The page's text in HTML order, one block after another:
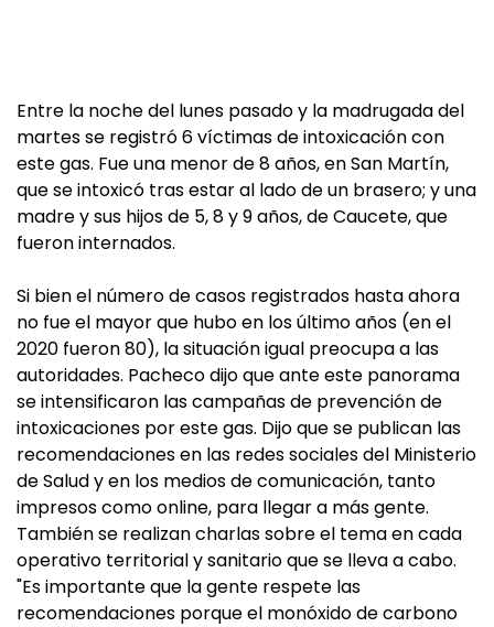
Entre la noche del lunes pasado y la madrugada del
martes se registró 6 víctimas de intoxicación con
este gas. Fue una menor de 8 años, en San Martín,
que se intoxicó tras estar al lado de un brasero; y una
madre y sus hijos de 5, 8 y 9 años, de Caucete, que
fueron internados.
Si bien el número de casos registrados hasta ahora
no fue el mayor que hubo en los último años (en el
2020 fueron 80), la situación igual preocupa a las
autoridades. Pacheco dijo que ante este panorama
se intensificaron las campañas de prevención de
intoxicaciones por este gas. Dijo que se publican las
recomendaciones en las redes sociales del Ministerio
de Salud y en los medios de comunicación, tanto
impresos como online, para llegar a más gente.
También se realizan charlas sobre el tema en cada
operativo territorial y sanitario que se lleva a cabo.
"Es importante que la gente respete las
recomendaciones porque el monóxido de carbono